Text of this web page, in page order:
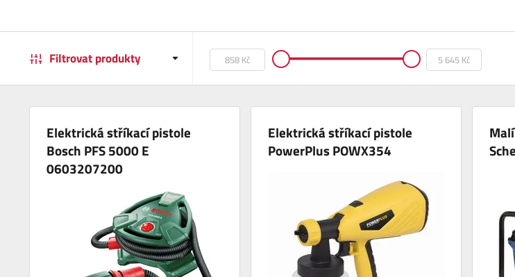
Filtrovat produkty
Elektrická stříkací pistole
Bosch PFS 5000 E
0603207200
Elektrická stříkací pistole
PowerPlus POWX354